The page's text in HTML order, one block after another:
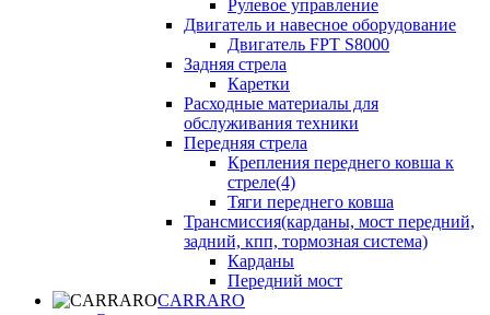
Рулевое управление
Двигатель и навесное оборудование
Двигатель FPT S8000
Задняя стрела
Каретки
Расходные материалы для
обслуживания техники
Передняя стрела
Крепления переднего ковша к
стреле(4)
Тяги переднего ковша
Трансмиссия(карданы, мост передний,
задний, кпп, тормозная система)
Карданы
Передний мост
CARRARO